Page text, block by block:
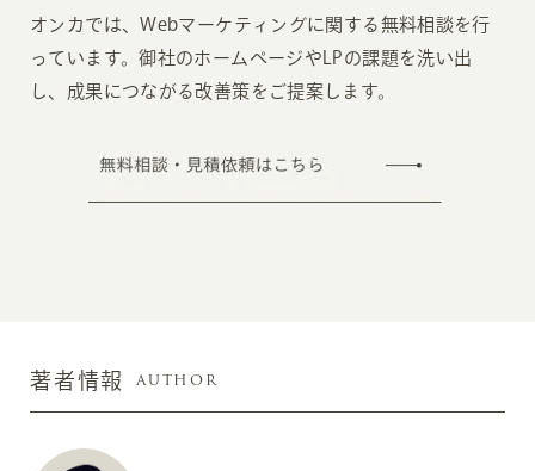
オンカでは、Webマーケティングに関する無料相談を行
っています。御社のホームページやLPの課題を洗い出
し、成果につながる改善策をご提案します。
著者情報 AUTHOR